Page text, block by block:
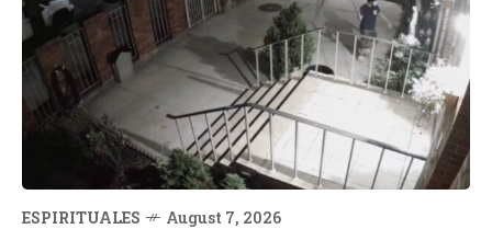
ESPIRITUALES August 7, 2026